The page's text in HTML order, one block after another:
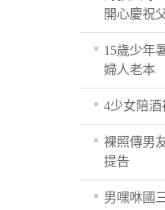
開心慶祝
15歲少年
婦人老本
4少女陪
裸照傳男
提告
男嘿咻國